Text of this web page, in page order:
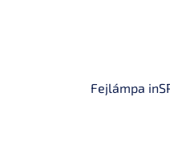
Fejlámpa